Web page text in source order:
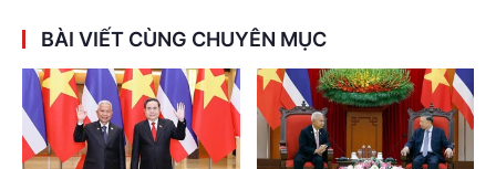
BÀI VIẾT CÙNG CHUYÊN MỤC